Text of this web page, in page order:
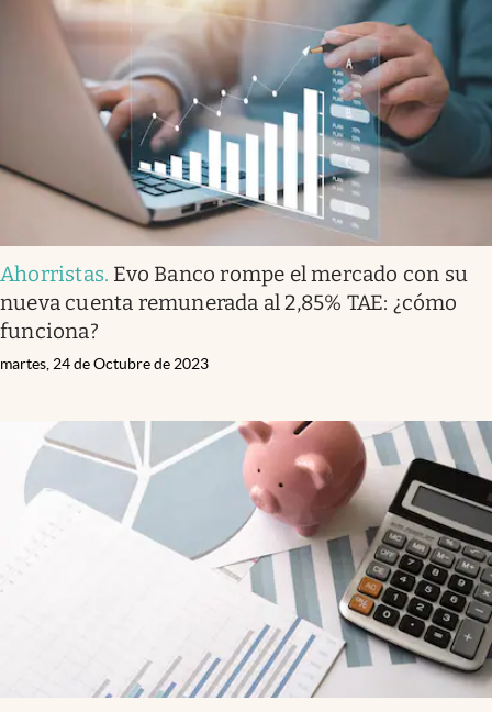
Ahorristas. Evo Banco rompe el mercado con su
nueva cuenta remunerada al 2,85% TAE: ¿cómo
funciona?
martes, 24 de Octubre de 2023